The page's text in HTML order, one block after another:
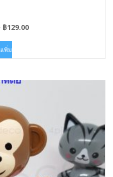
Original
was:
฿199.00.
฿129.00Current
เพิ่ม